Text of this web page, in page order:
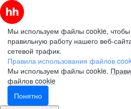
Мы используем файлы cookie, чтобы
правильную работу нашего веб-
сетевой трафик.
Правила использования файлов
Мы используем файлы cookie.
файлов cookie
Понятно